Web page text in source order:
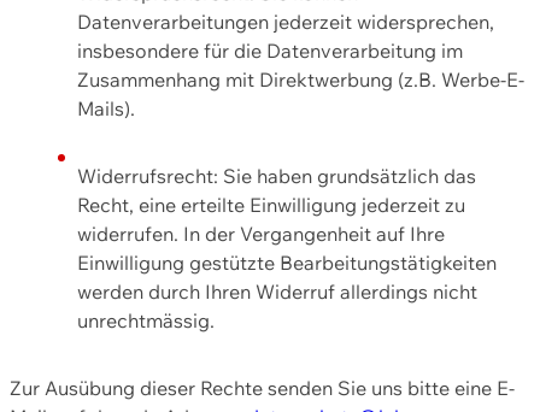
Datenverarbeitungen jederzeit widersprechen,
insbesondere für die Datenverarbeitung im
Zusammenhang mit Direktwerbung (z.B. Werbe-E-
Mails).
Widerrufsrecht: Sie haben grundsätzlich das
Recht, eine erteilte Einwilligung jederzeit zu
widerrufen. In der Vergangenheit auf Ihre
Einwilligung gestützte Bearbeitungstätigkeiten
werden durch Ihren Widerruf allerdings nicht
unrechtmässig.
Zur Ausübung dieser Rechte senden Sie uns bitte eine E-